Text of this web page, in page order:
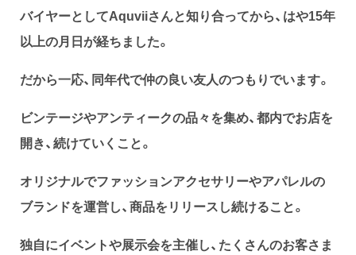
バイヤーとしてAquviiさんと知り合ってから、はや15年
以上の月日が経ちました。
だから一応、同年代で仲の良い友人のつもりでいます。
ビンテージやアンティークの品々を集め、都内でお店を
開き、続けていくこと。
オリジナルでファッションアクセサリーやアパレルの
ブランドを運営し、商品をリリースし続けること。
独自にイベントや展示会を主催し、たくさんのお客さま